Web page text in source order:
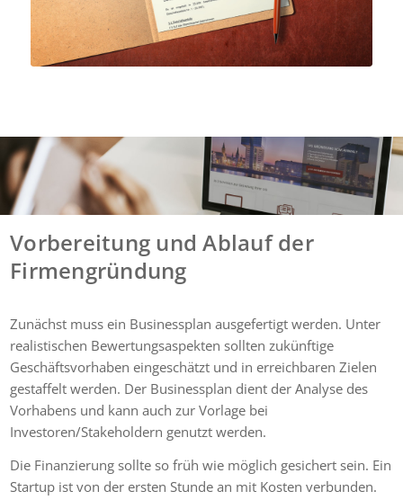
Vorbereitung und Ablauf der
Firmengründung
Zunächst muss ein Businessplan ausgefertigt werden. Unter
realistischen Bewertungsaspekten sollten zukünftige
Geschäftsvorhaben eingeschätzt und in erreichbaren Zielen
gestaffelt werden. Der Businessplan dient der Analyse des
Vorhabens und kann auch zur Vorlage bei
Investoren/Stakeholdern genutzt werden.
Die Finanzierung sollte so früh wie möglich gesichert sein. Ein
Startup ist von der ersten Stunde an mit Kosten verbunden.